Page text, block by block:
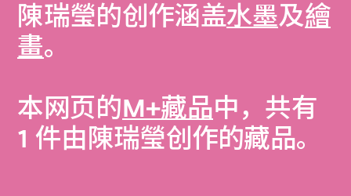
陳瑞瑩的创作涵盖水墨及繪
畫。
本网页的M+藏品中，共有
1 件由陳瑞瑩创作的藏品。